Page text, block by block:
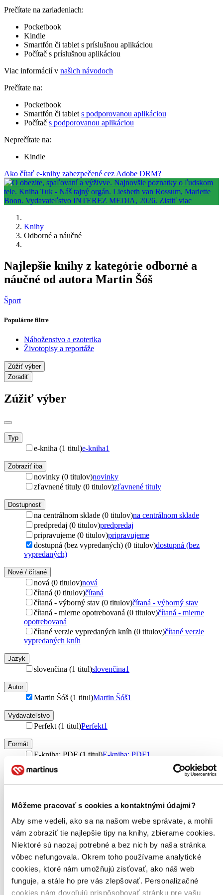
Môžeme pracovať s cookies a kontaktnými údajmi?
Aby sme vedeli, ako sa na našom webe správate, a mohli
vám zobraziť tie najlepšie tipy na knihy, zbierame cookies.
Niektoré sú naozaj potrebné a bez nich by naša stránka
vôbec nefungovala. Okrem toho používame analytické
cookies, ktoré nám umožňujú zisťovať, ako náš web
funguje, a stále ho pre vás zlepšovať. Personalizačné
cookies nám dovoľujú prispôsobovať stránku pre vašu
Prečítate na zariadeniach:
Pocketbook
Kindle
Smartfón či tablet s príslušnou aplikáciou
Počítač s príslušnou aplikáciou
Viac informácií v našich návodoch
Prečítate na:
Pocketbook
Smartfón či tablet s podporovanou aplikáciou
Počítač s podporovanou aplikáciou
Neprečítate na:
Kindle
Ako čítať e-knihy zabezpečené cez Adobe DRM?
Knihy
Odborné a náučné
Najlepšie knihy z kategórie odborné a
náučné od autora Martin Šóš
Šport
Populárne filtre
Náboženstvo a ezoterika
Životopisy a reportáže
Zúžiť výber
Zoradiť
Zúžiť výber
Typ
e-kniha (1 titul)e-kniha1
Zobraziť iba
novinky (0 titulov)novinky
zľavnené tituly (0 titulov)zľavnené tituly
Dostupnosť
na centrálnom sklade (0 titulov)na centrálnom sklade
predpredaj (0 titulov)predpredaj
pripravujeme (0 titulov)pripravujeme
dostupná (bez vypredaných) (0 titulov)dostupná (bez
vypredaných)
Nové / čítané
nová (0 titulov)nová
čítaná (0 titulov)čítaná
čítaná - výborný stav (0 titulov)čítaná - výborný stav
čítaná - mierne opotrebovaná (0 titulov)čítaná - mierne
opotrebovaná
čítané verzie vypredaných kníh (0 titulov)čítané verzie
vypredaných kníh
Jazyk
slovenčina (1 titul)slovenčina1
Autor
Martin Šóš (1 titul)Martin Šóš1
Vydavateľstvo
Perfekt (1 titul)Perfekt1
Formát
E-kniha: PDF (1 titul)E-kniha: PDF1
Zúžiť výber
Bestsellery
Top hodnotené
Novinky
Najdrahšie
Najlacnejšie
Najvyššia zľava